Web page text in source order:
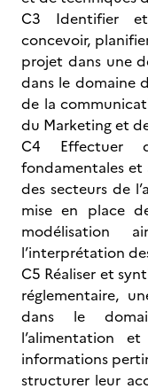
C3 Identifier
concevoir,
projet dans une
dans le domaine
de la
du Marketing et
C4 Effectuer
fondamentales et
des secteurs de
mise en place
modélisation
l’interprétation
C5 Réaliser et
réglementaire,
dans le
l’alimentation
informations
structurer leur